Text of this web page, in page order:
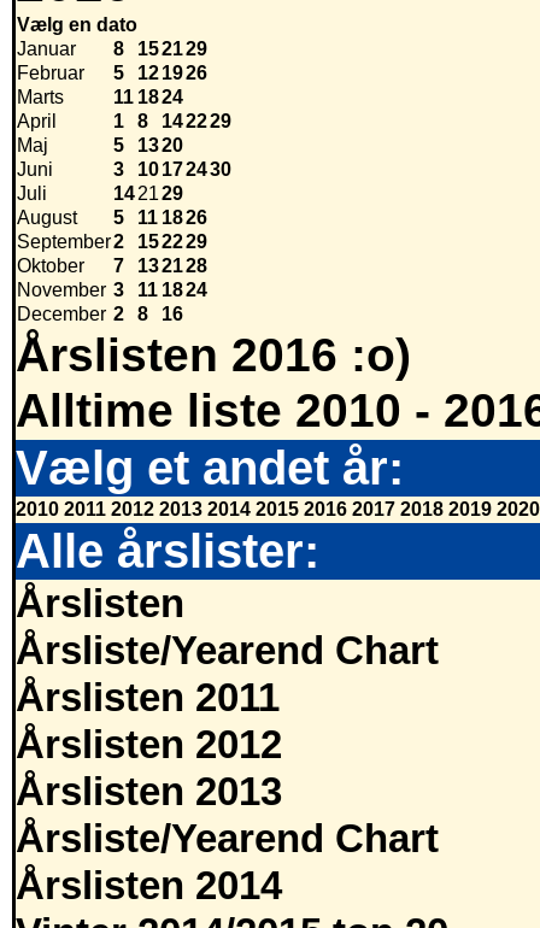
Vælg en dato
Januar
8 152129
Februar
5 121926
Marts
11 1824
April
1 8 142229
Maj
5 1320
Juni
3 10172430
Juli
142129
August
5 11 1826
September2 152229
Oktober
7 132128
November 3 11 1824
December 2 8 16
Årslisten 2016 :o)
Alltime liste 2010 -
Vælg et andet år:
2010 2011 2012 2013 2014 2015 2016 2017 2018 2019 2020
Alle årslister:
Årslisten
Årsliste/Yearend Chart
Årslisten 2011
Årslisten 2012
Årslisten 2013
Årsliste/Yearend Chart
Årslisten 2014